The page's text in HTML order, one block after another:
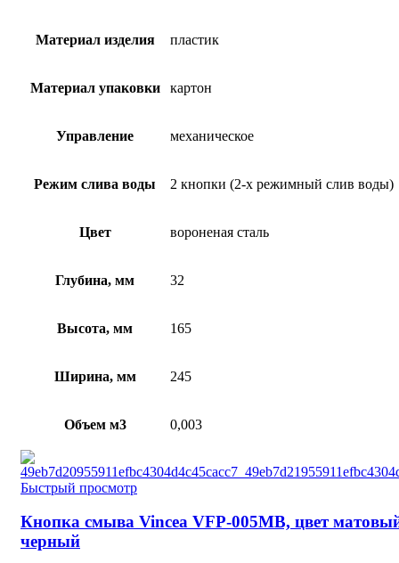
Материал изделия пластик
Материал упаковки картон
Управление механическое
Режим слива воды 2 кнопки (2-х режимный слив воды)
Цвет вороненая сталь
Глубина, мм 32
Высота, мм 165
Ширина, мм 245
Объем м3 0,003
Быстрый просмотр
Кнопка смыва Vincea VFP-005MB, цвет
черный